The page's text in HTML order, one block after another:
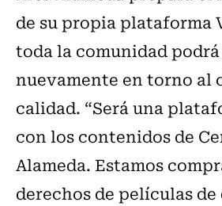
de su propia plataforma
toda la comunidad
nuevamente en torno al
calidad. “Será una
con los contenidos de
Alameda. Estamos
derechos de películas